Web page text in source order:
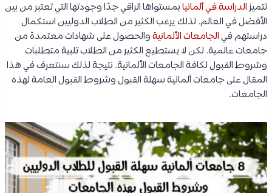
تتميزالدراسة في ألمانيابمستواها الراقي جدًا وجودتها التي تعتبر من بين
الأفضل في العالم. لذلك يرغب الكثير من الطلاب الدوليين استكمال
دراستهم فيالجامعات الألمانيةوالحصول على شهادات معتمدة من
جامعات عالمية. لكن لا يستطيع الكثير من الطلاب تلبية متطلبات
وشروط القبول لكافة الجامعات الألمانية. نتيجة لذلك سنتعرف في هذا
المقال على جامعات ألمانية سهلة القبول وشروط القبول العامة لهذه
الجامعات.